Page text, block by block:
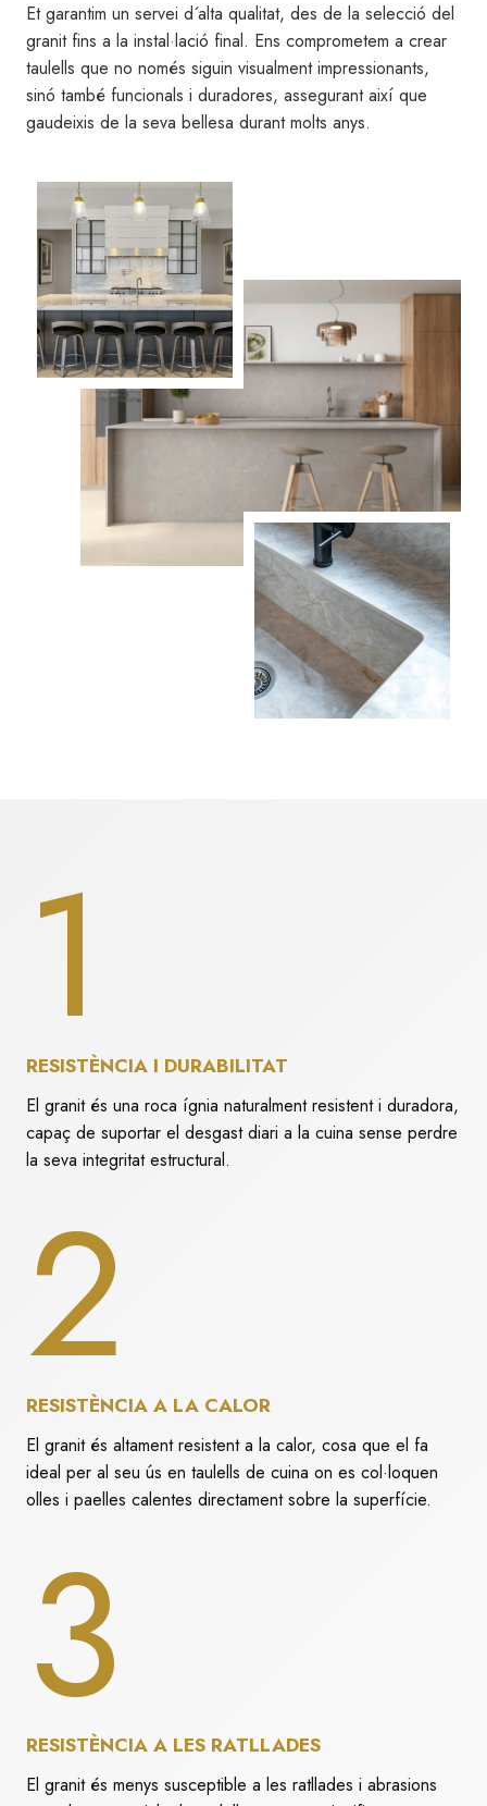
Et garantim un servei d´alta qualitat, des de la selecció del
granit fins a la instal·lació final. Ens comprometem a crear
taulells que no només siguin visualment impressionants,
sinó també funcionals i duradores, assegurant així que
gaudeixis de la seva bellesa durant molts anys.
1
RESISTÈNCIA I DURABILITAT
El granit és una roca ígnia naturalment resistent i duradora,
capaç de suportar el desgast diari a la cuina sense perdre
la seva integritat estructural.
2
RESISTÈNCIA A LA CALOR
El granit és altament resistent a la calor, cosa que el fa
ideal per al seu ús en taulells de cuina on es col·loquen
olles i paelles calentes directament sobre la superfície.
3
RESISTÈNCIA A LES RATLLADES
El granit és menys susceptible a les ratllades i abrasions